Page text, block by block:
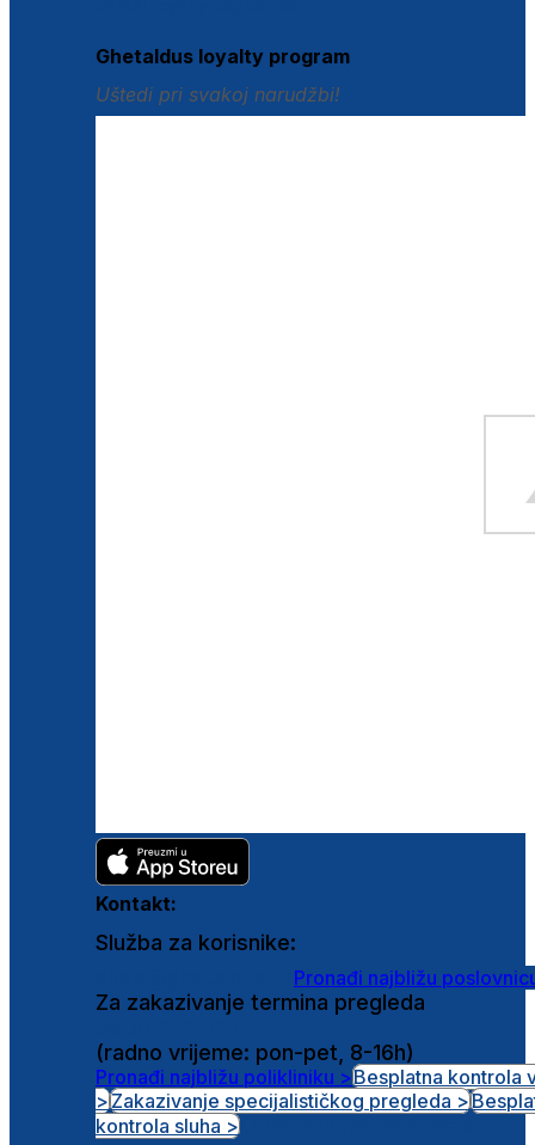
Ghetaldus loyalty program
Uštedi pri svakoj narudžbi!
Kontakt:
Služba za korisnike:
Pronađi najbližu
Za zakazivanje termina pregleda
(radno vrijeme: pon-pet, 8-16h)
Pronađi najbližu polikliniku >Besplatna kontrola
>Zakazivanje specijalističkog pregleda >
kontrola sluha >